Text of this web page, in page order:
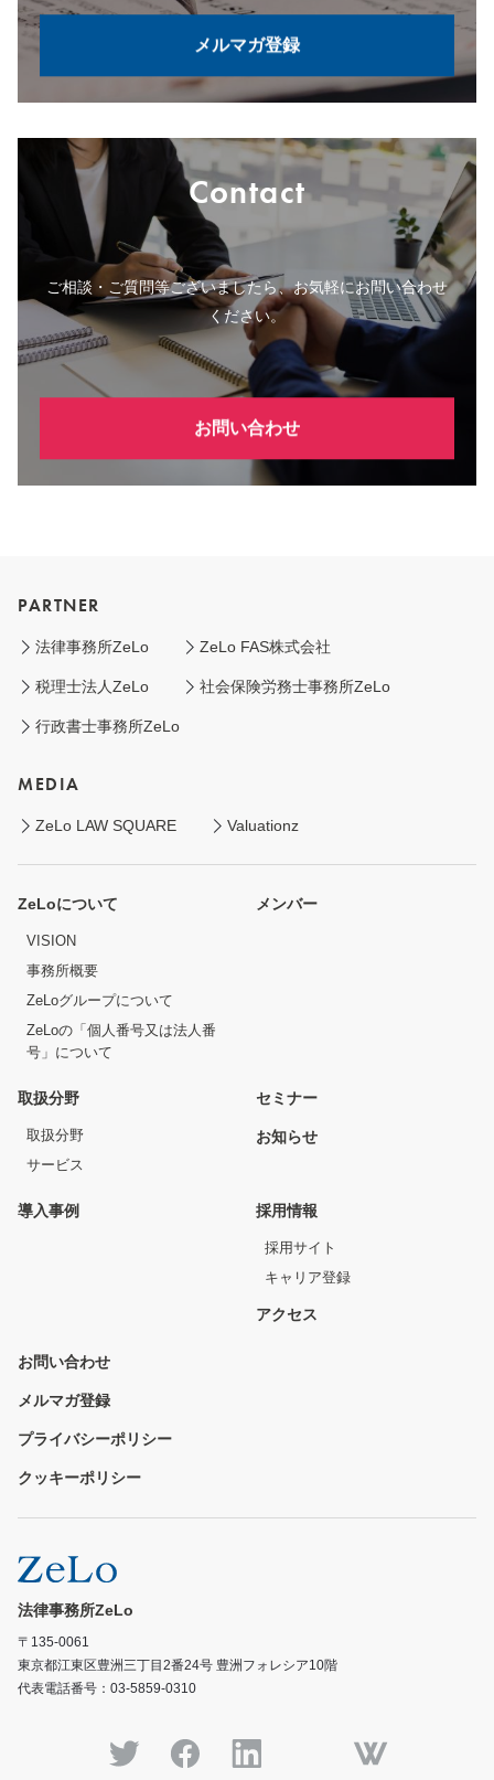
メルマガ登録
Contact
ご相談・ご質問等ございましたら、お気軽にお問い合わせ
ください。
お問い合わせ
PARTNER
法律事務所ZeLo ZeLo FAS株式会社
税理士法人ZeLo 社会保険労務士事務所ZeLo
行政書士事務所ZeLo
MEDIA
ZeLo LAW SQUARE Valuationz
ZeLoについて
VISION
事務所概要
ZeLoグループについて
ZeLoの「個人番号又は法人番
号」について
メンバー
取扱分野
取扱分野
サービス
セミナー
お知らせ
導入事例 採用情報
採用サイト
キャリア登録
アクセス
お問い合わせ
メルマガ登録
プライバシーポリシー
クッキーポリシー
法律事務所ZeLo
〒135-0061
東京都江東区豊洲三丁目2番24号 豊洲フォレシア10階
代表電話番号：03-5859-0310